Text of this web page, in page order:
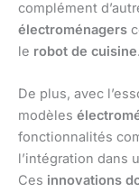
complément
électroménagers
le robot de cuisine.
De plus, avec
modèles
fonctionnalités
l’intégration dans
Ces innovations